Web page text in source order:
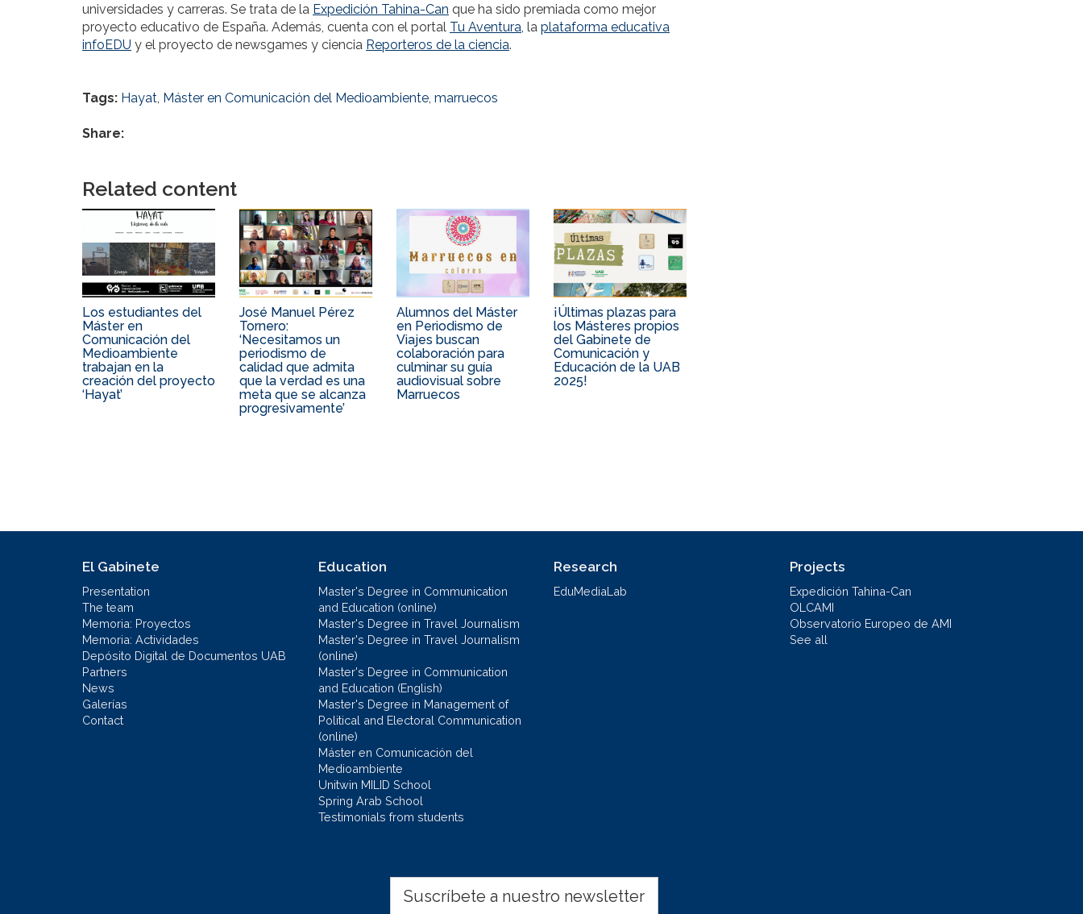
universidades y carreras. Se trata de la Expedición Tahina-Can que ha sido premiada como mejor
proyecto educativo de España. Además, cuenta con el portal Tu Aventura, la plataforma educativa
infoEDU y el proyecto de newsgames y ciencia Reporteros de la ciencia.
Tags: Hayat, Máster en Comunicación del Medioambiente, marruecos
Share:
Related content
Los estudiantes del
Máster en
Comunicación del
Medioambiente
trabajan en la
creación del proyecto
‘Hayat’
José Manuel Pérez
Tornero:
‘Necesitamos un
periodismo de
calidad que admita
que la verdad es una
meta que se alcanza
progresivamente’
Alumnos del Máster
en Periodismo de
Viajes buscan
colaboración para
culminar su guía
audiovisual sobre
Marruecos
¡Últimas plazas para
los Másteres propios
del Gabinete de
Comunicación y
Educación de la UAB
2025!
El Gabinete
Presentation
The team
Memoria: Proyectos
Memoria: Actividades
Depósito Digital de Documentos UAB
Partners
News
Galerías
Contact
Education
Master's Degree in Communication
and Education (online)
Master's Degree in Travel Journalism
Master's Degree in Travel Journalism
(online)
Master's Degree in Communication
and Education (English)
Master's Degree in Management of
Political and Electoral Communication
(online)
Máster en Comunicación del
Medioambiente
Unitwin MILID School
Spring Arab School
Testimonials from students
Research
EduMediaLab
Projects
Expedición Tahina-Can
OLCAMI
Observatorio Europeo de AMI
See all
Suscríbete a nuestro newsletter